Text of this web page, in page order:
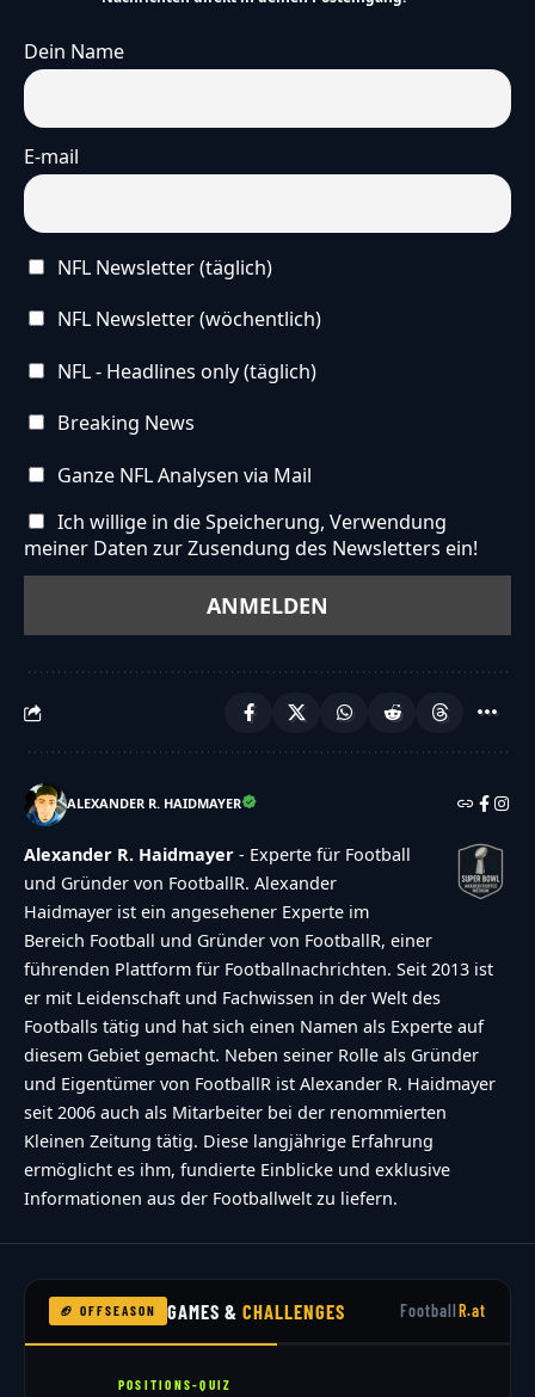
Dein Name
E-mail
NFL Newsletter (täglich)
NFL Newsletter (wöchentlich)
NFL - Headlines only (täglich)
Breaking News
Ganze NFL Analysen via Mail
Ich willige in die Speicherung, Verwendung
meiner Daten zur Zusendung des Newsletters ein!
ALEXANDER R. HAIDMAYER
Alexander R. Haidmayer - Experte für Football
und Gründer von FootballR. Alexander
Haidmayer ist ein angesehener Experte im
Bereich Football und Gründer von FootballR, einer
führenden Plattform für Footballnachrichten. Seit 2013 ist
er mit Leidenschaft und Fachwissen in der Welt des
Footballs tätig und hat sich einen Namen als Experte auf
diesem Gebiet gemacht. Neben seiner Rolle als Gründer
und Eigentümer von FootballR ist Alexander R. Haidmayer
seit 2006 auch als Mitarbeiter bei der renommierten
Kleinen Zeitung tätig. Diese langjährige Erfahrung
ermöglicht es ihm, fundierte Einblicke und exklusive
Informationen aus der Footballwelt zu liefern.
🏈 OFFSEASON GAMES &CHALLENGES FootballR.at
POSITIONS-QUIZ